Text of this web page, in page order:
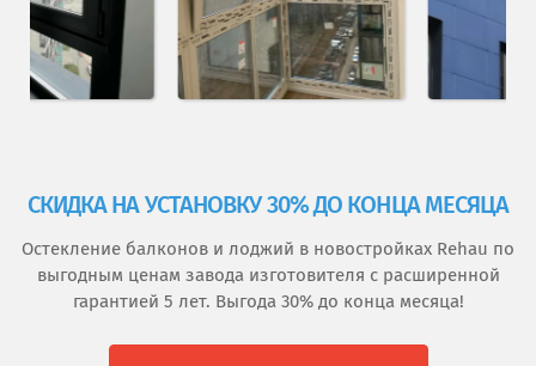
СКИДКА НА УСТАНОВКУ 30% ДО КОНЦА МЕСЯЦА
Остекление балконов и лоджий в новостройках Rehau по
выгодным ценам завода изготовителя с расширенной
гарантией 5 лет. Выгода 30% до конца месяца!